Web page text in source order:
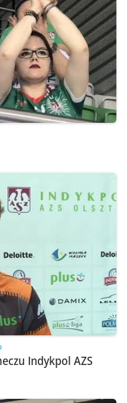
Indykpol AZS